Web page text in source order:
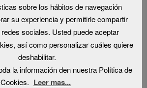
la estrategia y la
la hoja de ruta de
con criterios
sobre los hábitos de navegación
su experiencia y permitirle compartir
sociales. Usted puede aceptar
así como personalizar cuáles quiere
deshabilitar.
la información den nuestra Política de
Cookies. Leer mas...